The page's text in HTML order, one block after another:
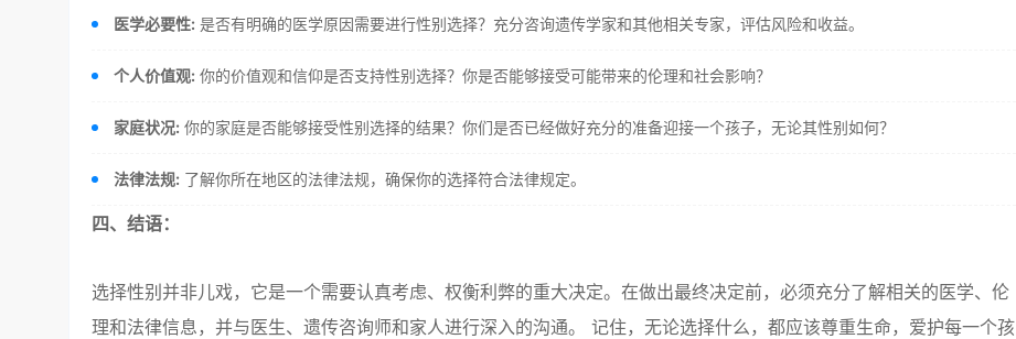
医学必要性: 是否有明确的医学原因需要进行性别选择？充分咨询遗传学家和其他相关专家，评估风险和收益。
个人价值观: 你的价值观和信仰是否支持性别选择？你是否能够接受可能带来的伦理和社会影响？
家庭状况: 你的家庭是否能够接受性别选择的结果？你们是否已经做好充分的准备迎接一个孩子，无论其性别如何？
法律法规: 了解你所在地区的法律法规，确保你的选择符合法律规定。
四、结语：
选择性别并非儿戏，它是一个需要认真考虑、权衡利弊的重大决定。在做出最终决定前，必须充分了解相关的医学、伦
理和法律信息，并与医生、遗传咨询师和家人进行深入的沟通。 记住，无论选择什么，都应该尊重生命，爱护每一个孩